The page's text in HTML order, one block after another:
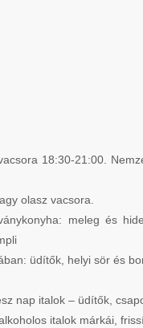
18:30-21:00.
olasz vacsora.
meleg és
üdítők, helyi sör és
nap italok – üdítők,
italok márkái,